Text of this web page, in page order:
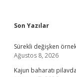
Sidebar
Son Yazılar
Sürekli değişken
Ağustos 8, 2026
Kajun baharatı pilavda